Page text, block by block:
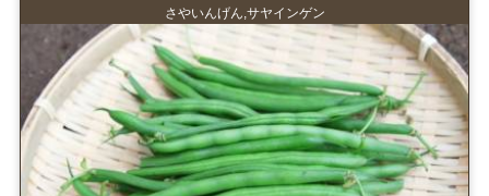
さやいんげん,サヤインゲン